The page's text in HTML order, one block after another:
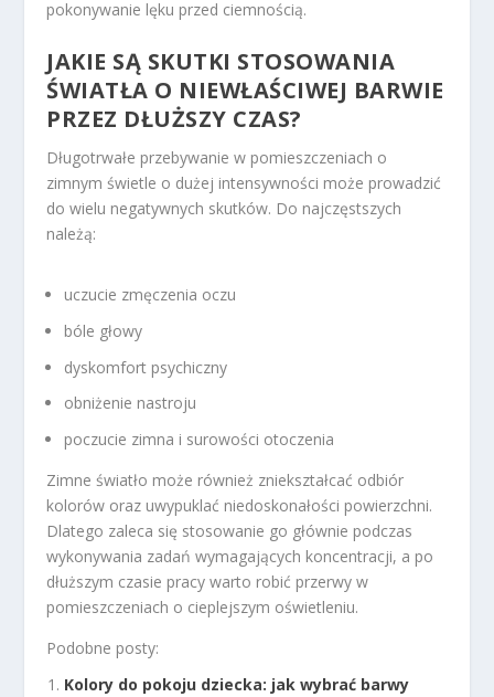
pokonywanie lęku przed ciemnością.
JAKIE SĄ SKUTKI STOSOWANIA
ŚWIATŁA O NIEWŁAŚCIWEJ BARWIE
PRZEZ DŁUŻSZY CZAS?
Długotrwałe przebywanie w pomieszczeniach o
zimnym świetle o dużej intensywności może prowadzić
do wielu negatywnych skutków. Do najczęstszych
należą:
uczucie zmęczenia oczu
bóle głowy
dyskomfort psychiczny
obniżenie nastroju
poczucie zimna i surowości otoczenia
Zimne światło może również zniekształcać odbiór
kolorów oraz uwypuklać niedoskonałości powierzchni.
Dlatego zaleca się stosowanie go głównie podczas
wykonywania zadań wymagających koncentracji, a po
dłuższym czasie pracy warto robić przerwy w
pomieszczeniach o cieplejszym oświetleniu.
Podobne posty:
Kolory do pokoju dziecka: jak wybrać barwy